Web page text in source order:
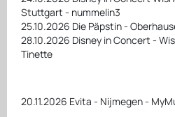
Stuttgart - nummelin3
25.10.2026 Die Päpstin -
28.10.2026 Disney in Concert -
Tinette
20.11.2026 Evita - Nijmegen -